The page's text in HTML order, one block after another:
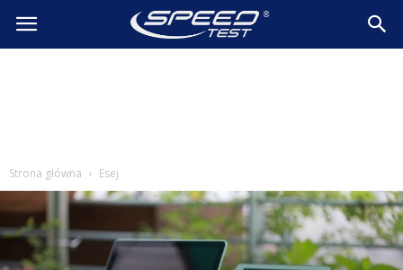
SpeedTest.pl
Strona główna Esej